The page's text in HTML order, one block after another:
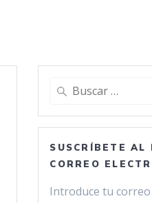
Buscar:
SUSCRÍBETE AL
CORREO
Introduce tu